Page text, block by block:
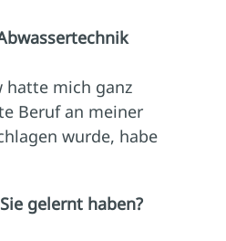
hatte mich ganz
Beruf an meiner
wurde, habe
gelernt haben?